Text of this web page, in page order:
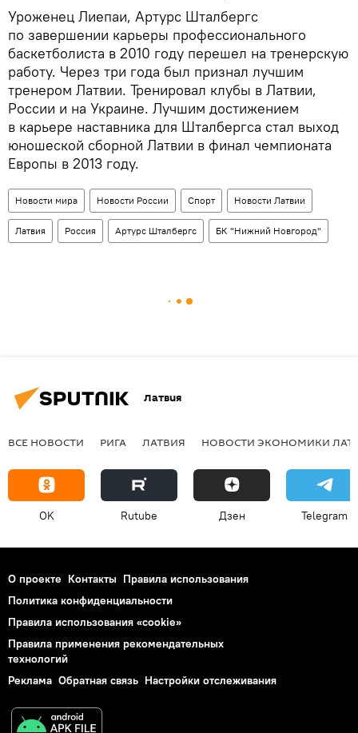
Уроженец Лиепаи, Артурс Шталбергс
по завершении карьеры профессионального
баскетболиста в 2010 году перешел на тренерскую
работу. Через три года был признал лучшим
тренером Латвии. Тренировал клубы в Латвии,
России и на Украине. Лучшим достижением
в карьере наставника для Шталбергса стал выход
юношеской сборной Латвии в финал чемпионата
Европы в 2013 году.
Новости мира Новости России Спорт Новости Латвии
Латвия Россия Артурс Шталбергс БК "Нижний Новгород"
Латвия
ВСЕ НОВОСТИ РИГА ЛАТВИЯ НОВОСТИ ЭКОНОМИКИ
OK Rutube Дзен Telegram
О проекте Контакты Правила использования
Политика конфиденциальности
Правила использования «cookie»
Правила применения рекомендательных
технологий
Реклама Обратная связь Настройки отслеживания